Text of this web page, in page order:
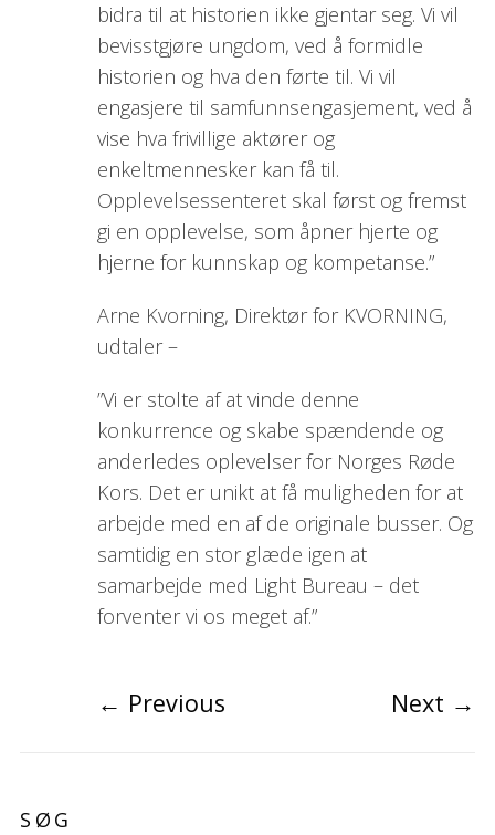
bidra til at historien ikke gjentar seg. Vi vil
bevisstgjøre ungdom, ved å formidle
historien og hva den førte til. Vi vil
engasjere til samfunnsengasjement, ved å
vise hva frivillige aktører og
enkeltmennesker kan få til.
Opplevelsessenteret skal først og fremst
gi en opplevelse, som åpner hjerte og
hjerne for kunnskap og kompetanse.”
Arne Kvorning, Direktør for KVORNING,
udtaler –
”Vi er stolte af at vinde denne
konkurrence og skabe spændende og
anderledes oplevelser for Norges Røde
Kors. Det er unikt at få muligheden for at
arbejde med en af de originale busser. Og
samtidig en stor glæde igen at
samarbejde med Light Bureau – det
forventer vi os meget af.”
← Previous Next →
SØG